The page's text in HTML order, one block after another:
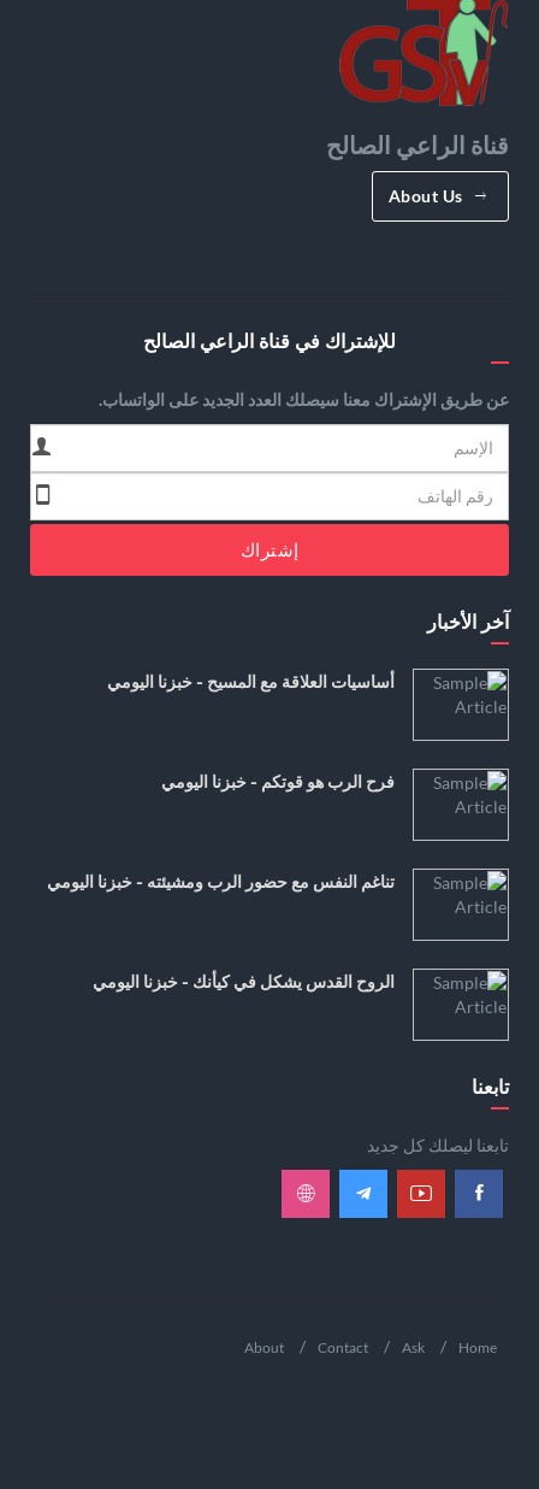
قناة الراعي الصالح
About Us
للإشتراك في قناة الراعي الصالح
عن طريق الإشتراك معنا سيصلك العدد الجديد على الواتساب.
إشتراك
آخر الأخبار
أساسيات العلاقة مع المسيح - خبزنا اليومي
فرح الرب هو قوتكم - خبزنا اليومي
تناغم النفس مع حضور الرب ومشيئته - خبزنا اليومي
الروح القدس يشكل في كيأنك - خبزنا اليومي
تابعنا
تابعنا ليصلك كل جديد
Home
Ask
Contact
About